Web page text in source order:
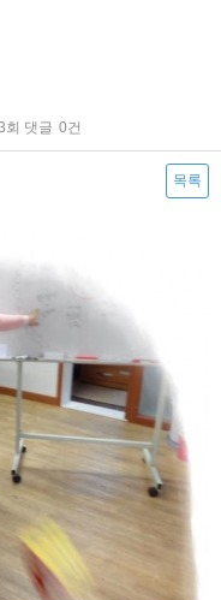
회 댓글 0건
목록